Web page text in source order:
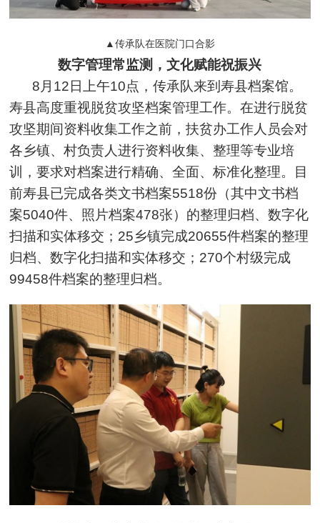
▲传承队在医院门口合影
数字管理常监测，文化赋能祝振兴
8月12日上午10点，传承队来到寿县档案馆。
寿县高度重视脱贫攻坚档案管理工作。在进行脱贫
攻坚期间资料收集工作之前，扶贫办工作人员会对
各乡镇、村负责人进行资料收集、整理等专业培
训，要求对档案进行精确、全面、标准化整理。目
前寿县已完成各类文书档案5518份（其中文书档
案5040件、照片档案478张）的整理归档、数字化
扫描和实体移交；25乡镇完成20655件档案的整理
归档、数字化扫描和实体移交；270个村级完成
99458件档案的整理归档。